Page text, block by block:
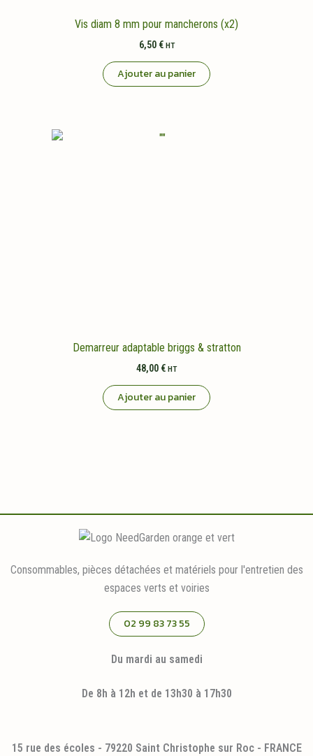
Vis diam 8 mm pour mancherons (x2)
6,50 € HT
Ajouter au panier
Demarreur adaptable briggs & stratton
48,00 € HT
Ajouter au panier
Consommables, pièces détachées et matériels pour l'entretien des
espaces verts et voiries
02 99 83 73 55
Du mardi au samedi
De 8h à 12h et de 13h30 à 17h30
15 rue des écoles - 79220 Saint Christophe sur Roc - FRANCE